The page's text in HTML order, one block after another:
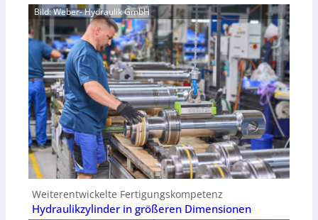
Bild: Weber- Hydraulik GmbH
Weiterentwickelte Fertigungskompetenz
Hydraulikzylinder in größeren Dimensionen